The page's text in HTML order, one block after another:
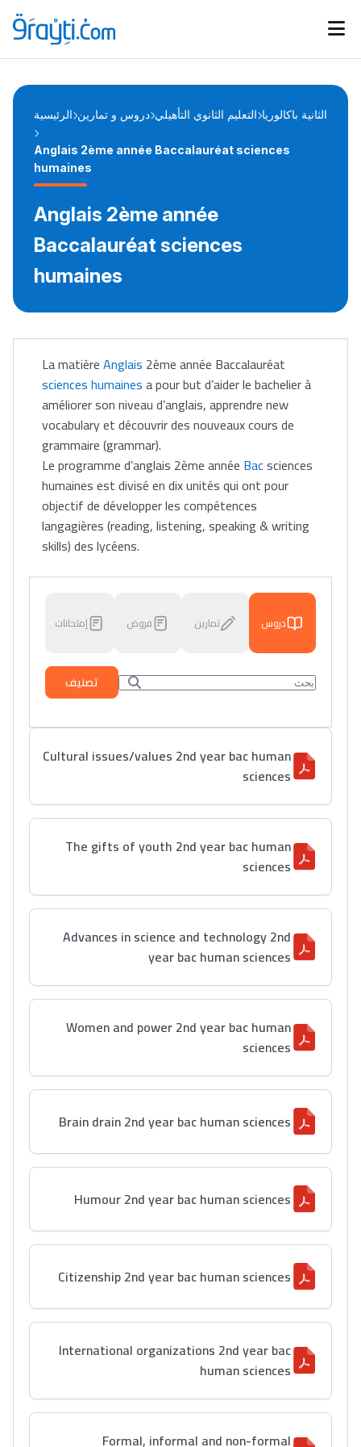
Catégories
d'actualités
Annonces bourses
الرئيسية دروس و تمارين التعليم الثانوي التأهيلي الثانية باكالوريا
Anglais 2ème année Baccalauréat sciences
humaines
Anglais 2ème année
Baccalauréat sciences
humaines
La matièreAnglais 2ème année Baccalauréat
sciences humainesa pour but d’aider le bachelier à
améliorer son niveau d’anglais, apprendre new
vocabulary et découvrir des nouveaux cours de
grammaire (grammar).
Le programme d’anglais 2ème année Bacsciences
humaines est divisé en dix unités qui ont pour
objectif de développer les compétences
langagières (reading, listening, speaking & writing
skills) des lycéens.
دروس تمارين فروض إمتحانات
تصنيف
Cultural issues/values 2nd year bac human
sciences
The gifts of youth 2nd year bac human
sciences
Advances in science and technology 2nd
year bac human sciences
Women and power 2nd year bac human
sciences
Brain drain 2nd year bac human sciences
Humour 2nd year bac human sciences
Citizenship 2nd year bac human sciences
International organizations 2nd year bac
human sciences
Formal, informal and non-formal